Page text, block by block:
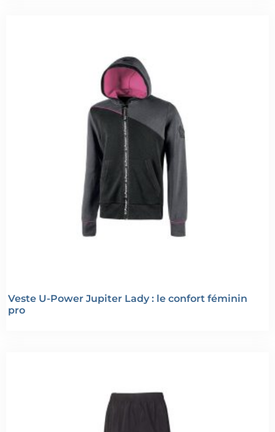
Veste U-Power Jupiter Lady : le confort féminin
pro